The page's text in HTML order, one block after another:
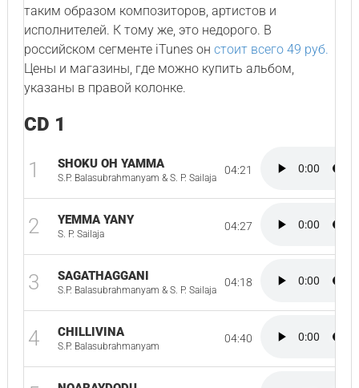
таким образом композиторов, артистов и
исполнителей. К тому же, это недорого. В
российском сегменте iTunes он стоит всего 49 руб.
Цены и магазины, где можно купить альбом,
указаны в правой колонке.
CD 1
1 SHOKU OH YAMMA
S.P. Balasubrahmanyam & S. P. Sailaja
04:21
2 YEMMA YANY
S. P. Sailaja
04:27
3 SAGATHAGGANI
S.P. Balasubrahmanyam & S. P. Sailaja
04:18
4 CHILLIVINA
S.P. Balasubrahmanyam
04:40